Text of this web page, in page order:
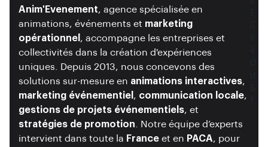
Anim'Evenement, agence spécialisée en
animations, événements et marketing
opérationnel , accompagne les entreprises et
collectivités dans la création d'expériences
uniques. Depuis 2013, nous concevons des
solutions sur-mesure en animations interactives,
marketing événementiel , communication locale,
gestions de projets événementiels, et
stratégies de promotion . Notre équipe d’experts
intervient dans toute la France et en PACA, pour